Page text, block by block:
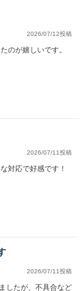
2026/07/12投稿
のが嬉しいです。
2026/07/11投稿
対応で好感です！
2026/07/11投稿
したが、不具合など